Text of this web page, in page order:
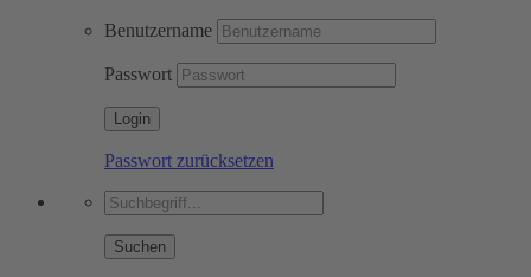
Benutzername
Passwort
Passwort zurücksetzen
Suchen